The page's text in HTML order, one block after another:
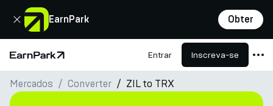
EarnPark Obter
Fechar
Página Inicial Entrar Inscreva-se
Produtos
Mercados Converter ZIL to TRX